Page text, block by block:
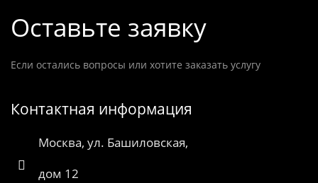
Оставьте заявку
Если остались вопросы или хотите заказать услугу
Контактная информация
Москва, ул. Башиловская,
дом 12